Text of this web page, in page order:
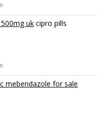
uk cipro pills
mebendazole for sale